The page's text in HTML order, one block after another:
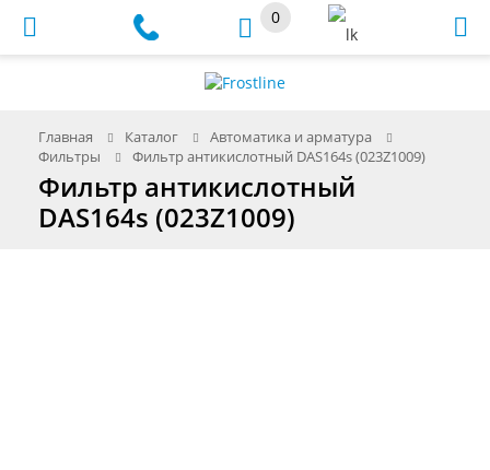
0
Главная Каталог
Автоматика и арматура
Фильтры
Фильтр антикислотный DAS164s (023Z1009)
Фильтр антикислотный
DAS164s (023Z1009)